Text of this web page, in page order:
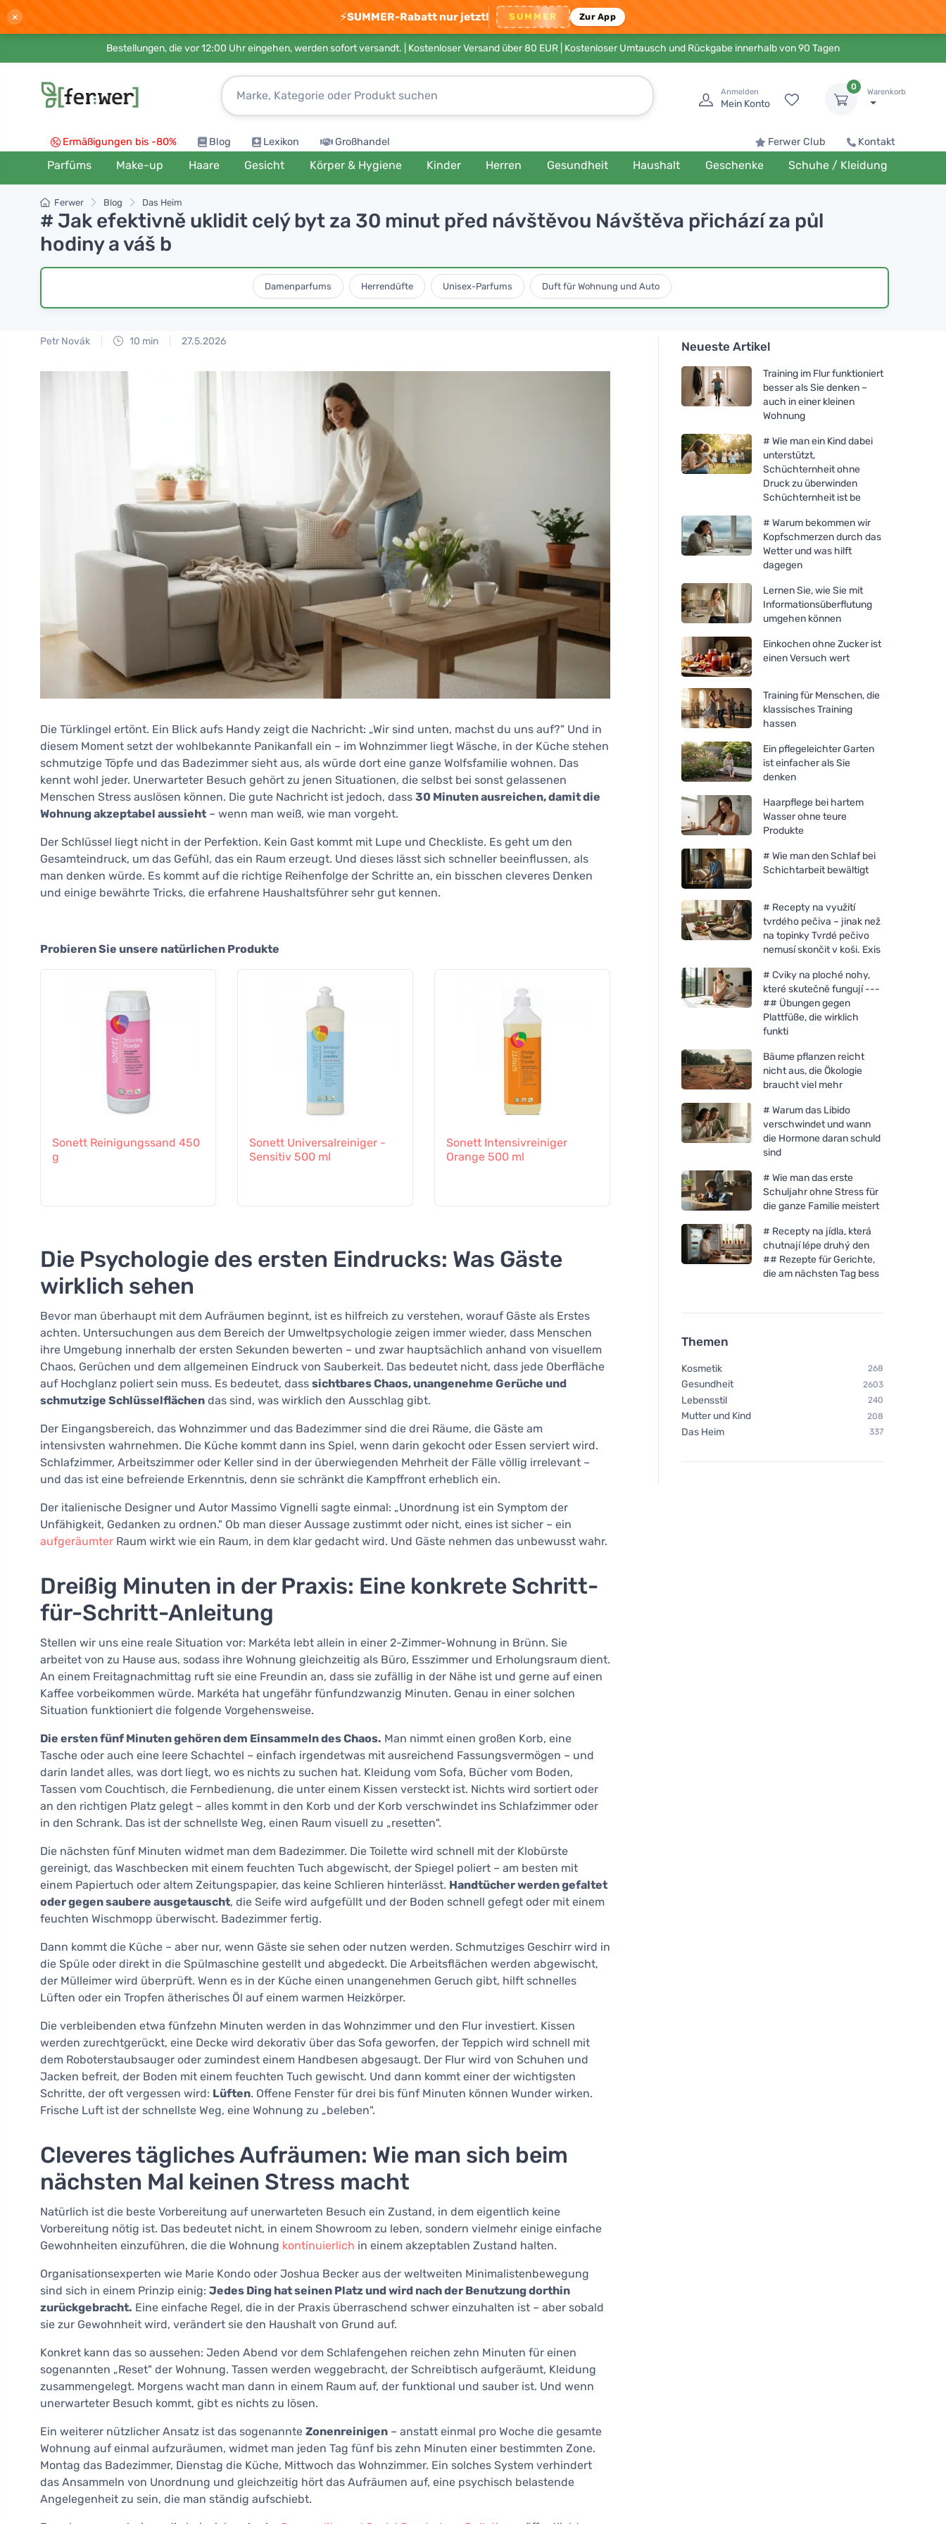
× ⚡SUMMER-Rabatt nur jetzt! SUMMER Zur App
Bestellungen, die vor 12:00 Uhr eingehen, werden sofort versandt. | Kostenloser Versand über 80 EUR | Kostenloser Umtausch und Rückgabe innerhalb von 90 Tagen
Anmelden
Mein Konto
0
Warenkorb
Ermäßigungen bis -80% Blog Lexikon Großhandel Ferwer Club Kontakt
Parfüms Make-up Haare Gesicht Körper & Hygiene Kinder Herren Gesundheit Haushalt Geschenke Schuhe / Kleidung
Ferwer Blog Das Heim
# Jak efektivně uklidit celý byt za 30 minut před návštěvou Návštěva přichází za půl
hodiny a váš b
Damenparfums Herrendüfte Unisex-Parfums Duft für Wohnung und Auto
Petr Novák 10 min 27.5.2026
Die Türklingel ertönt. Ein Blick aufs Handy zeigt die Nachricht: „Wir sind unten, machst du uns auf?" Und in
diesem Moment setzt der wohlbekannte Panikanfall ein – im Wohnzimmer liegt Wäsche, in der Küche stehen
schmutzige Töpfe und das Badezimmer sieht aus, als würde dort eine ganze Wolfsfamilie wohnen. Das
kennt wohl jeder. Unerwarteter Besuch gehört zu jenen Situationen, die selbst bei sonst gelassenen
Menschen Stress auslösen können. Die gute Nachricht ist jedoch, dass 30 Minuten ausreichen, damit die
Wohnung akzeptabel aussieht – wenn man weiß, wie man vorgeht.
Der Schlüssel liegt nicht in der Perfektion. Kein Gast kommt mit Lupe und Checkliste. Es geht um den
Gesamteindruck, um das Gefühl, das ein Raum erzeugt. Und dieses lässt sich schneller beeinflussen, als
man denken würde. Es kommt auf die richtige Reihenfolge der Schritte an, ein bisschen cleveres Denken
und einige bewährte Tricks, die erfahrene Haushaltsführer sehr gut kennen.
Probieren Sie unsere natürlichen Produkte
Sonett Reinigungssand 450
g
Sonett Universalreiniger -
Sensitiv 500 ml
Sonett Intensivreiniger
Orange 500 ml
Sonett Reinigungsflüssigkeit
Tierra Verde
Die Psychologie des ersten Eindrucks: Was Gäste
wirklich sehen
Bevor man überhaupt mit dem Aufräumen beginnt, ist es hilfreich zu verstehen, worauf Gäste als Erstes
achten. Untersuchungen aus dem Bereich der Umweltpsychologie zeigen immer wieder, dass Menschen
ihre Umgebung innerhalb der ersten Sekunden bewerten – und zwar hauptsächlich anhand von visuellem
Chaos, Gerüchen und dem allgemeinen Eindruck von Sauberkeit. Das bedeutet nicht, dass jede Oberfläche
auf Hochglanz poliert sein muss. Es bedeutet, dass sichtbares Chaos, unangenehme Gerüche und
schmutzige Schlüsselflächen das sind, was wirklich den Ausschlag gibt.
Der Eingangsbereich, das Wohnzimmer und das Badezimmer sind die drei Räume, die Gäste am
intensivsten wahrnehmen. Die Küche kommt dann ins Spiel, wenn darin gekocht oder Essen serviert wird.
Schlafzimmer, Arbeitszimmer oder Keller sind in der überwiegenden Mehrheit der Fälle völlig irrelevant –
und das ist eine befreiende Erkenntnis, denn sie schränkt die Kampffront erheblich ein.
Der italienische Designer und Autor Massimo Vignelli sagte einmal: „Unordnung ist ein Symptom der
Unfähigkeit, Gedanken zu ordnen." Ob man dieser Aussage zustimmt oder nicht, eines ist sicher – ein
aufgeräumter Raum wirkt wie ein Raum, in dem klar gedacht wird. Und Gäste nehmen das unbewusst wahr.
Dreißig Minuten in der Praxis: Eine konkrete Schritt-
für-Schritt-Anleitung
Stellen wir uns eine reale Situation vor: Markéta lebt allein in einer 2-Zimmer-Wohnung in Brünn. Sie
arbeitet von zu Hause aus, sodass ihre Wohnung gleichzeitig als Büro, Esszimmer und Erholungsraum dient.
An einem Freitagnachmittag ruft sie eine Freundin an, dass sie zufällig in der Nähe ist und gerne auf einen
Kaffee vorbeikommen würde. Markéta hat ungefähr fünfundzwanzig Minuten. Genau in einer solchen
Situation funktioniert die folgende Vorgehensweise.
Die ersten fünf Minuten gehören dem Einsammeln des Chaos. Man nimmt einen großen Korb, eine
Tasche oder auch eine leere Schachtel – einfach irgendetwas mit ausreichend Fassungsvermögen – und
darin landet alles, was dort liegt, wo es nichts zu suchen hat. Kleidung vom Sofa, Bücher vom Boden,
Tassen vom Couchtisch, die Fernbedienung, die unter einem Kissen versteckt ist. Nichts wird sortiert oder
an den richtigen Platz gelegt – alles kommt in den Korb und der Korb verschwindet ins Schlafzimmer oder
in den Schrank. Das ist der schnellste Weg, einen Raum visuell zu „resetten".
Die nächsten fünf Minuten widmet man dem Badezimmer. Die Toilette wird schnell mit der Klobürste
gereinigt, das Waschbecken mit einem feuchten Tuch abgewischt, der Spiegel poliert – am besten mit
einem Papiertuch oder altem Zeitungspapier, das keine Schlieren hinterlässt. Handtücher werden gefaltet
oder gegen saubere ausgetauscht, die Seife wird aufgefüllt und der Boden schnell gefegt oder mit einem
feuchten Wischmopp überwischt. Badezimmer fertig.
Dann kommt die Küche – aber nur, wenn Gäste sie sehen oder nutzen werden. Schmutziges Geschirr wird in
die Spüle oder direkt in die Spülmaschine gestellt und abgedeckt. Die Arbeitsflächen werden abgewischt,
der Mülleimer wird überprüft. Wenn es in der Küche einen unangenehmen Geruch gibt, hilft schnelles
Lüften oder ein Tropfen ätherisches Öl auf einem warmen Heizkörper.
Die verbleibenden etwa fünfzehn Minuten werden in das Wohnzimmer und den Flur investiert. Kissen
werden zurechtgerückt, eine Decke wird dekorativ über das Sofa geworfen, der Teppich wird schnell mit
dem Roboterstaubsauger oder zumindest einem Handbesen abgesaugt. Der Flur wird von Schuhen und
Jacken befreit, der Boden mit einem feuchten Tuch gewischt. Und dann kommt einer der wichtigsten
Schritte, der oft vergessen wird: Lüften. Offene Fenster für drei bis fünf Minuten können Wunder wirken.
Frische Luft ist der schnellste Weg, eine Wohnung zu „beleben".
Cleveres tägliches Aufräumen: Wie man sich beim
nächsten Mal keinen Stress macht
Natürlich ist die beste Vorbereitung auf unerwarteten Besuch ein Zustand, in dem eigentlich keine
Vorbereitung nötig ist. Das bedeutet nicht, in einem Showroom zu leben, sondern vielmehr einige einfache
Gewohnheiten einzuführen, die die Wohnung kontinuierlich in einem akzeptablen Zustand halten.
Organisationsexperten wie Marie Kondo oder Joshua Becker aus der weltweiten Minimalistenbewegung
sind sich in einem Prinzip einig: Jedes Ding hat seinen Platz und wird nach der Benutzung dorthin
zurückgebracht. Eine einfache Regel, die in der Praxis überraschend schwer einzuhalten ist – aber sobald
sie zur Gewohnheit wird, verändert sie den Haushalt von Grund auf.
Konkret kann das so aussehen: Jeden Abend vor dem Schlafengehen reichen zehn Minuten für einen
sogenannten „Reset" der Wohnung. Tassen werden weggebracht, der Schreibtisch aufgeräumt, Kleidung
zusammengelegt. Morgens wacht man dann in einem Raum auf, der funktional und sauber ist. Und wenn
unerwarteter Besuch kommt, gibt es nichts zu lösen.
Ein weiterer nützlicher Ansatz ist das sogenannte Zonenreinigen – anstatt einmal pro Woche die gesamte
Wohnung auf einmal aufzuräumen, widmet man jeden Tag fünf bis zehn Minuten einer bestimmten Zone.
Montag das Badezimmer, Dienstag die Küche, Mittwoch das Wohnzimmer. Ein solches System verhindert
das Ansammeln von Unordnung und gleichzeitig hört das Aufräumen auf, eine psychisch belastende
Angelegenheit zu sein, die man ständig aufschiebt.
Neueste Artikel
Training im Flur funktioniert
besser als Sie denken –
auch in einer kleinen
Wohnung
# Wie man ein Kind dabei
unterstützt,
Schüchternheit ohne
Druck zu überwinden
Schüchternheit ist be
# Warum bekommen wir
Kopfschmerzen durch das
Wetter und was hilft
dagegen
Lernen Sie, wie Sie mit
Informationsüberflutung
umgehen können
Einkochen ohne Zucker ist
einen Versuch wert
Training für Menschen, die
klassisches Training
hassen
Ein pflegeleichter Garten
ist einfacher als Sie
denken
Haarpflege bei hartem
Wasser ohne teure
Produkte
# Wie man den Schlaf bei
Schichtarbeit bewältigt
# Recepty na využití
tvrdého pečiva – jinak než
na topinky Tvrdé pečivo
nemusí skončit v koši. Exis
# Cviky na ploché nohy,
které skutečně fungují ---
## Übungen gegen
Plattfüße, die wirklich
funkti
Bäume pflanzen reicht
nicht aus, die Ökologie
braucht viel mehr
# Warum das Libido
verschwindet und wann
die Hormone daran schuld
sind
# Wie man das erste
Schuljahr ohne Stress für
die ganze Familie meistert
# Recepty na jídla, která
chutnají lépe druhý den
## Rezepte für Gerichte,
die am nächsten Tag bess
Themen
Kosmetik 268
Gesundheit 2603
Lebensstil 240
Mutter und Kind 208
Das Heim 337